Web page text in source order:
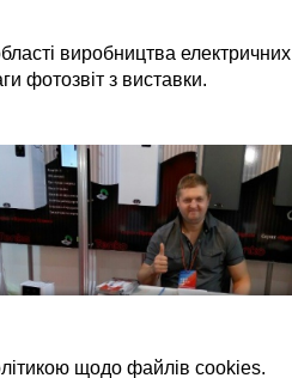
виробництва електричних
фотозвіт з виставки.
щодо файлів cookies.